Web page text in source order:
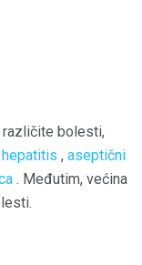
bolesti,
hepatitis , aseptični
. Međutim, većina